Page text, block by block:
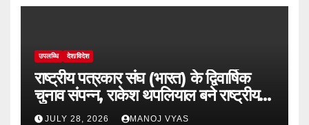
उपलब्धि देश/विदेश
राष्ट्रीय पत्रकार संघ (भारत) के द्विवार्षिक
चुनाव संपन्न, राकेश थपलियाल बने राष्ट्रीय
अध्यक्ष
JULY 28, 2026 MANOJ VYAS